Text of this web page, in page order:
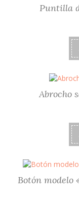
Puntilla
Abrocho
Botón modelo